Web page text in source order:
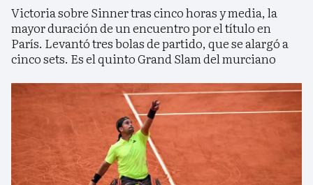
Victoria sobre Sinner tras cinco horas y media, la
mayor duración de un encuentro por el título en
París. Levantó tres bolas de partido, que se alargó a
cinco sets. Es el quinto Grand Slam del murciano